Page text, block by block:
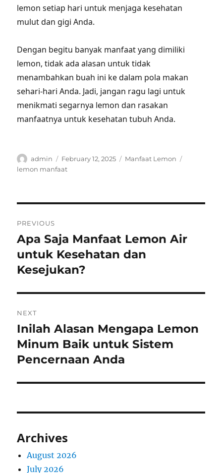
lemon setiap hari untuk menjaga kesehatan
mulut dan gigi Anda.
Dengan begitu banyak manfaat yang dimiliki
lemon, tidak ada alasan untuk tidak
menambahkan buah ini ke dalam pola makan
sehari-hari Anda. Jadi, jangan ragu lagi untuk
menikmati segarnya lemon dan rasakan
manfaatnya untuk kesehatan tubuh Anda.
Author
admin
Posted
on
February 12, 2025 Categories
Manfaat Lemon
lemon manfaat
navigation
PREVIOUS
Previous
post:
Apa Saja Manfaat Lemon Air
untuk Kesehatan dan
Kesejukan?
NEXT
Next
post:
Inilah Alasan Mengapa Lemon
Minum Baik untuk Sistem
Pencernaan Anda
Archives
August 2026
July 2026